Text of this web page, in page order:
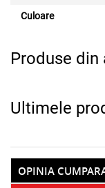
Culoare
Produse
Ultimele
OPINIA